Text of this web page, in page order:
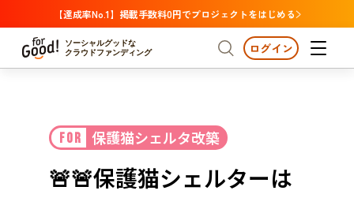
【達成率No.1】掲載手数料0円でプロジェクトをはじめる
ソーシャルグッドな
クラウドファンディング
プロジェクトからさがす 注目
カテゴリーからさがす 国際協力
医療・福祉
注目 新着
支援金額が多い
支援人数が多い
終了日が近い
カテゴリーからさがす
ログイン
FOR 保護猫シェルタ改築
🚨🚨保護猫シェルターは